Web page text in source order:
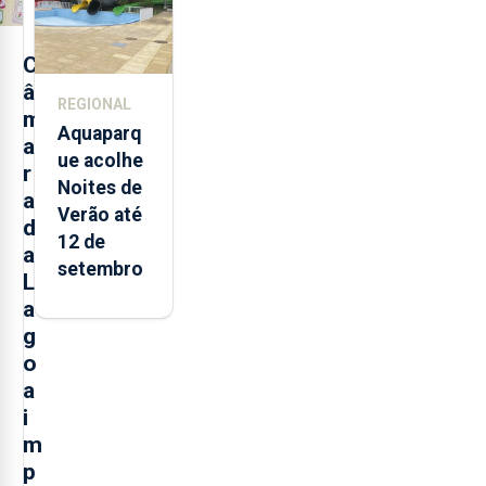
C
â
m
a
r
a
d
a
L
a
g
o
a
i
m
p
2025 nos
Açores
REGIONAL
Aquaparq
ue acolhe
Noites de
Verão até
12 de
setembro